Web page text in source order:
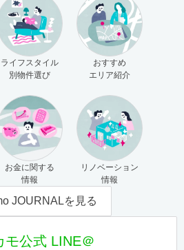
ライフスタイル
別物件選び
おすすめ
エリア紹介
お金に関する
情報
リノベーション
情報
JOURNALを見る
モ公式 LINE＠